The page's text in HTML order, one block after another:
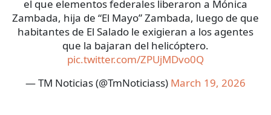
el que elementos federales liberaron a Mónica
Zambada, hija de “El Mayo” Zambada, luego de que
habitantes de El Salado le exigieran a los agentes
que la bajaran del helicóptero.
pic.twitter.com/ZPUjMDvo0Q
— TM Noticias (@TmNoticiass) March 19, 2026